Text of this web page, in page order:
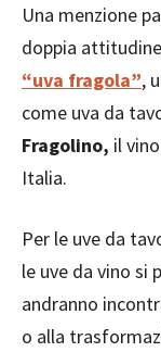
Una menzione
doppia
“uva fragola”,
come uva da
Fragolino, il
Italia.
Per le uve da
le uve da vino si
andranno
o alla